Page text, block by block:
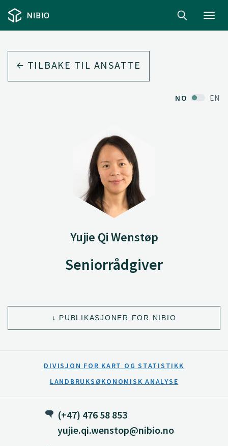
TILBAKE TIL ANSATTE
NO EN
Yujie Qi Wenstøp
Seniorrådgiver
PUBLIKASJONER FOR NIBIO
DIVISJON FOR KART OG STATISTIKK
LANDBRUKSØKONOMISK ANALYSE
(+47) 476 58 853
yujie.qi.wenstop@nibio.no